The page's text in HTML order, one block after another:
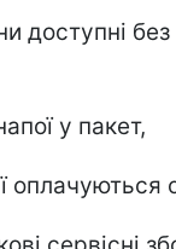
доступні без
у пакет,
оплачуються